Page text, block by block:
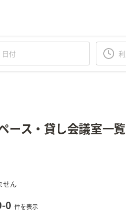
ース・貸し会議室一覧
せん
-0 件を表示